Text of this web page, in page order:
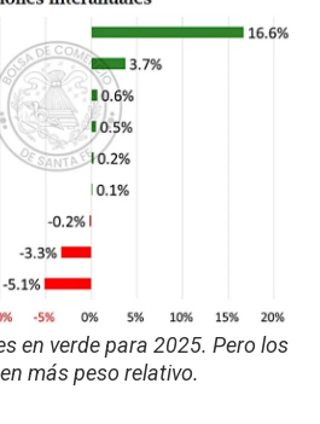
en verde para 2025. Pero los
más peso relativo.